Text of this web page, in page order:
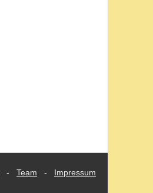
- Team - Impressum